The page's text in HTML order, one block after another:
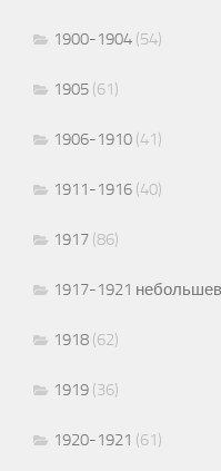
1900-1904 (54)
1905 (61)
1906-1910 (41)
1911-1916 (40)
1917 (86)
1917-1921
1918 (62)
1919 (36)
1920-1921 (61)